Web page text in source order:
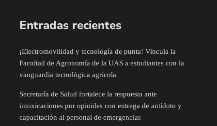
Entradas recientes
¡Electromovilidad y tecnología de punta! Vincula la
Facultad de Agronomía de la UAS a estudiantes con la
vanguardia tecnológica agrícola
Secretaría de Salud fortalece la respuesta ante
intoxicaciones por opioides con entrega de antídoto y
capacitación al personal de emergencias